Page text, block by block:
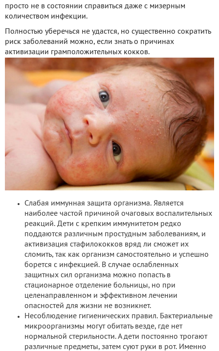
просто не в состоянии справиться даже с мизерным
количеством инфекции.
Полностью уберечься не удастся, но существенно сократить
риск заболеваний можно, если знать о причинах
активизации грамположительных кокков.
Слабая иммунная защита организма. Является
наиболее частой причиной очаговых воспалительных
реакций. Дети с крепким иммунитетом редко
поддаются различным простудным заболеваниям, и
активизация стафилококков вряд ли сможет их
сломить, так как организм самостоятельно и успешно
борется с инфекцией. В случае ослабленных
защитных сил организма можно попасть в
стационарное отделение больницы, но при
целенаправленном и эффективном лечении
опасностей для жизни не возникнет.
Несоблюдение гигиенических правил. Бактериальные
микроорганизмы могут обитать везде, где нет
нормальной стерильности. А дети постоянно трогают
различные предметы, затем суют руки в рот. Именно